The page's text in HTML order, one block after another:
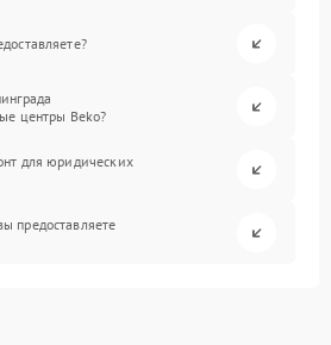
центры Beko?
для юридических
предоставляете